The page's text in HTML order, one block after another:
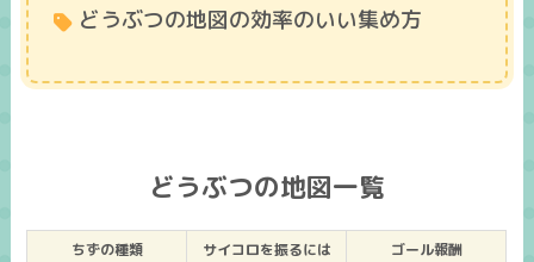
どうぶつの地図の効率のいい集め方
どうぶつの地図一覧
ちずの種類 サイコロを振るには ゴール報酬